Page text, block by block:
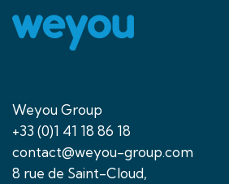
Weyou Group
+33 (0)1 41 18 86 18
contact@weyou-group.com
8 rue de Saint-Cloud,